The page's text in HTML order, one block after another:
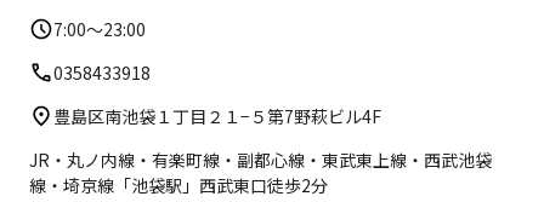
すので、室内シューズは不要です。
7:00〜23:00
0358433918
豊島区南池袋１丁目２１−５第7野萩ビル4F
JR・丸ノ内線・有楽町線・副都心線・東武東上線・西武池袋
線・埼京線「池袋駅」西武東口徒歩2分